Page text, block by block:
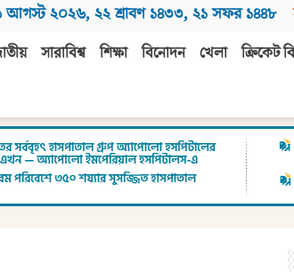
আগস্ট ২০২৬, ২২ শ্রাবণ ১৪৩৩, ২১ সফর ১৪৪৮
সারাবিশ্ব শিক্ষা বিনোদন খেলা ক্রিকেট